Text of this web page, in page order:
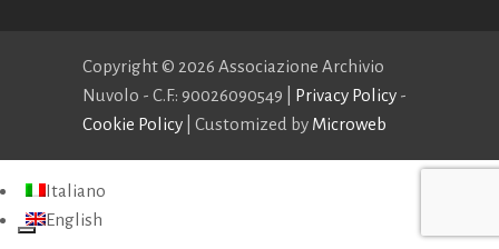
Copyright © 2026 Associazione Archivio
Nuvolo - C.F.: 90026090549 | Privacy Policy -
Cookie Policy | Customized by Microweb
Italiano
English